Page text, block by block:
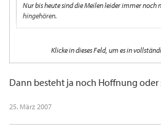
Nur bis heute sind die Meilen leider immer noch
hingehören.
Nach 7 Wochen und 3 E-Mails sind die 2.000
Klicke in dieses Feld, um es in
Dann besteht ja noch Hoffnung oder
25. März 2007